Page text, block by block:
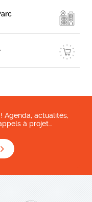
Agenda, actualités,
à projet…